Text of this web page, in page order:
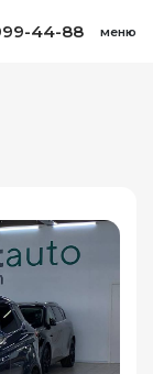
44-88 меню